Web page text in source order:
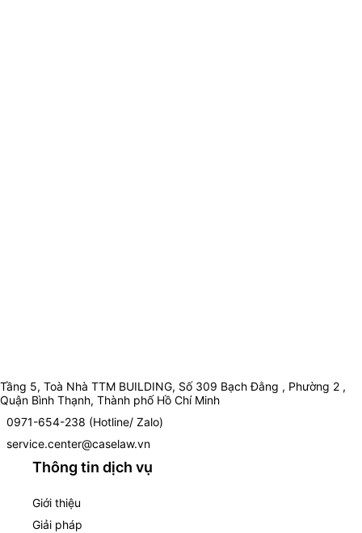
Tầng 5, Toà Nhà TTM BUILDING, Số 309 Bạch Đằng , Phường 2 ,
Quận Bình Thạnh, Thành phố Hồ Chí Minh
0971-654-238 (Hotline/ Zalo)
service.center@caselaw.vn
Thông tin dịch vụ
Giới thiệu
Giải pháp